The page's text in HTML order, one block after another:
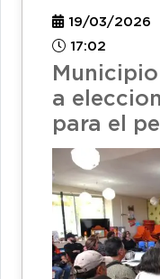
19/03/2026
17:02
a
para el